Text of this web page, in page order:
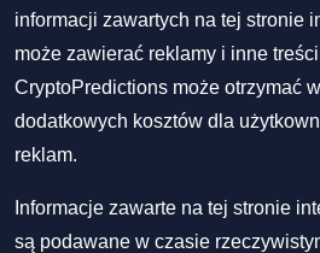
informacji zawartych na tej stronie
może zawierać reklamy i inne
CryptoPredictions może otrzymać
dodatkowych kosztów dla
reklam.
Informacje zawarte na tej stronie
są podawane w czasie